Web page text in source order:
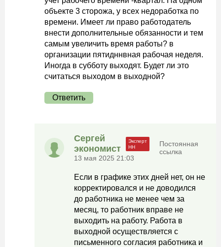
объекте 3 сторожа, у всех недоработка по
времени. Имеет ли право работодатель
внести дополнительные обязанности и тем
самым увеличить время работы? в
организации пятидннвная рабочая неделя.
Иногда в субботу выходят. Будет ли это
считаться выходом в выходной?
Ответить
Сергей
экономист
13 мая 2025 21:03
Постоянная
ссылка
Если в графике этих дней нет, он не
корректировался и не доводился
до работника не менее чем за
месяц, то работник вправе не
выходить на работу. Работа в
выходной осуществляется с
письменного согласия работника и